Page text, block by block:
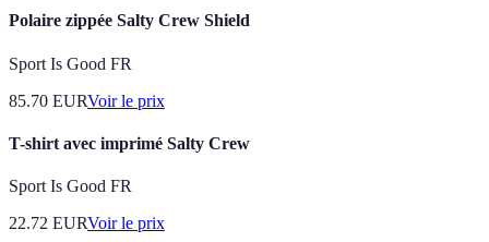
Polaire zippée Salty Crew Shield
Sport Is Good FR
85.70 EURVoir le prix
T-shirt avec imprimé Salty Crew
Sport Is Good FR
22.72 EURVoir le prix